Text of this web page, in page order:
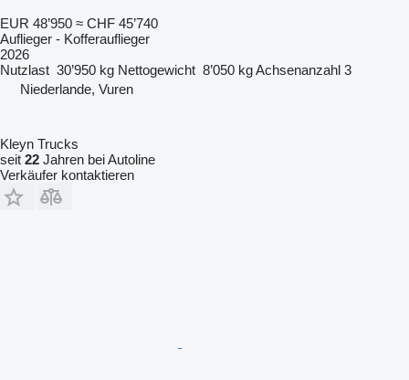
EUR 48’950 ≈ CHF 45’740
Auflieger - Kofferauflieger
2026
Nutzlast 30’950 kg Nettogewicht 8’050 kgAchsenanzahl 3
Niederlande, Vuren
Kleyn Trucks
seit 22 Jahren bei Autoline
Verkäufer kontaktieren